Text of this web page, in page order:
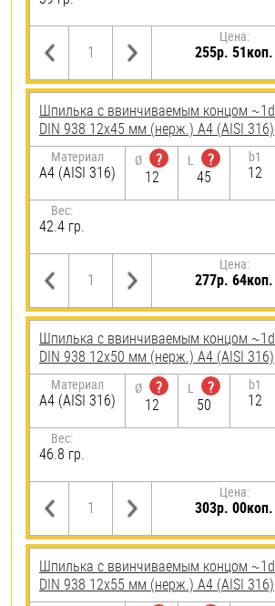
Цена:
255р. 51коп.
Шпилька c ввинчиваемым концом ~1d
DIN 938 12х45 мм (нерж.) A4 (AISI 316)
Материал
A4 (AISI 316)
Ø
?
12
L
?
45
b1
12
Вес:
42.4 гр.
Цена:
277р. 64коп.
Шпилька c ввинчиваемым концом ~1d
DIN 938 12х50 мм (нерж.) A4 (AISI 316)
Материал
A4 (AISI 316)
Ø
?
12
L
?
50
b1
12
Вес:
46.8 гр.
Цена:
303р. 00коп.
Шпилька c ввинчиваемым концом ~1d
DIN 938 12х55 мм (нерж.) A4 (AISI 316)